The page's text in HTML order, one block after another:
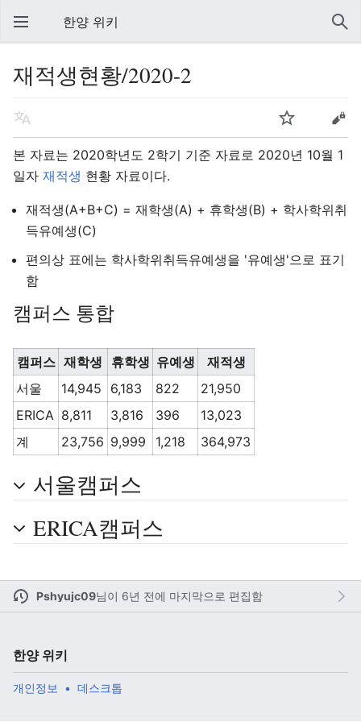
주 메뉴 열기
한양 위키
재적생현황/2020-2
다
본 자료는 2020학년도 2학기 기준 자료로 2020년 10월 1
일자 재적생 현황 자료이다.
재적생(A+B+C) = 재학생(A) + 휴학생(B) + 학사학위취
득유예생(C)
편의상 표에는 학사학위취득유예생을 '유예생'으로 표기
함
캠퍼스 통합
캠퍼스 재학생 휴학생 유예생
재적생
서울
14,945 6,183 822
21,950
ERICA 8,811 3,816 396
13,023
계
23,756 9,999 1,218 364,973
서울캠퍼스
ERICA캠퍼스
Pshyujc09님이 6년 전에 마지막으로 편집함
한양 위키
개인정보 데스크톱